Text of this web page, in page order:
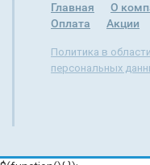
Главная О
Оплата
Акции
Политика в
персональных